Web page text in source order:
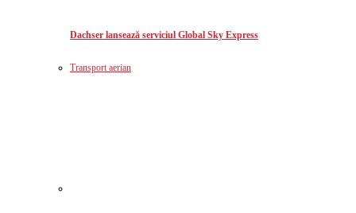
Dachser lansează serviciul Global Sky Express
Transport aerian